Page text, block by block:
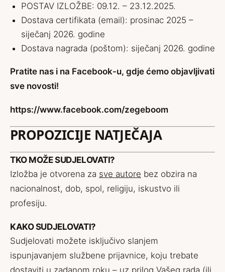
POSTAV IZLOŽBE: 09.12. – 23.12.2025.
Dostava certifikata (email): prosinac 2025 –
siječanj 2026. godine
Dostava nagrada (poštom): siječanj 2026. godine
Pratite nas i na Facebook-u, gdje ćemo objavljivati
sve novosti!
https://www.facebook.com/zegeboom
PROPOZICIJE NATJEČAJA
TKO MOŽE SUDJELOVATI?
Izložba je otvorena za sve autore bez obzira na
nacionalnost, dob, spol, religiju, iskustvo ili
profesiju.
KAKO SUDJELOVATI?
Sudjelovati možete isključivo slanjem
ispunjavanjem službene prijavnice, koju trebate
dostaviti u zadanom roku – uz prilog Vašeg rada (ili